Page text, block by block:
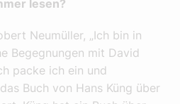
lesen?
Neumüller, „Ich bin in
Begegnungen mit David
packe ich ein und
Buch von Hans Küng über